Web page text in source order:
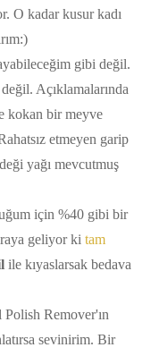
O kadar kusur kadı
gibi değil.
Açıklamalarında
kokan bir meyve
etmeyen garip
yağı mevcutmuş
için %40 gibi bir
geliyor ki tam
ile kıyaslarsak bedava
Remover'ın
sevinirim. Bir